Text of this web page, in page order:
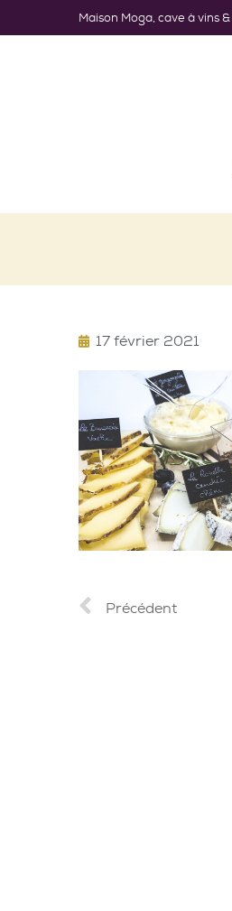
Maison Moga, cave à vins
17 février 2021
Précédent